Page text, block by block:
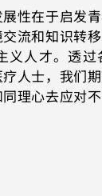
性在于启发
流和知识转
义人才。透
人士，我们
理心去应对